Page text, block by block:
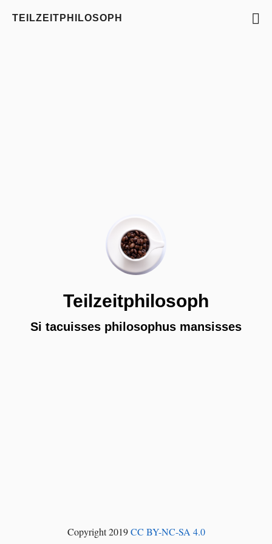
TEILZEITPHILOSOPH
Teilzeitphilosoph
Si tacuisses philosophus mansisses
Copyright 2019CC BY-NC-SA 4.0